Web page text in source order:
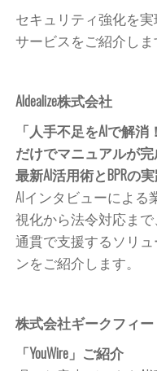
セキュリティ強化を実
サービスをご紹介しま
AIdealize株式会社
「人手不足をAIで解消
だけでマニュアルが
最新AI活用術とBPRの実
AIインタビューによる
視化から法令対応ま
通貫で支援するソリュ
ンをご紹介します。
株式会社ギークフィー
「YouWire」ご紹介